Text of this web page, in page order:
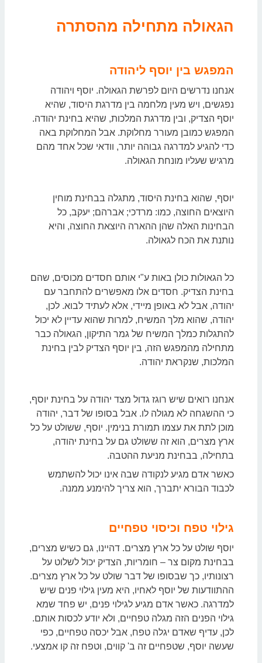
הגאולה מתחילה מהסתרה
המפגש בין יוסף ליהודה
אנחנו נדרשים היום לפרשת הגאולה. יוסף ויהודה
נפגשים, ויש מעין מלחמה בין מדרגת היסוד, שהיא
יוסף הצדיק, ובין מדרגת המלכות, שהיא בחינת יהודה.
המפגש כמובן מעורר מחלוקת. אבל המחלוקת באה
כדי להגיע למדרגה גבוהה יותר, וודאי שכל אחד מהם
מרגיש שעליו מונחת הגאולה.
יוסף, שהוא בחינת היסוד, מתגלה בבחינת מוחין
היוצאים החוצה, כמו: מרדכי; אברהם; יעקב, כל
הבחינות האלה שהן ההארה היוצאת החוצה, והיא
נותנת את הכח לגאולה.
כל הגאולות כולן באות ע"י אותם חסדים מכוסים, שהם
בחינת הצדיק. חסדים אלו מאפשרים להתחבר עם
יהודה, אבל לא באופן מיידי, אלא לעתיד לבוא. לכן,
יהודה, שהוא מלך המשיח, למרות שהוא עדיין לא יכול
להתגלות כמלך המשיח של גמר התיקון, הגאולה כבר
מתחילה מהמפגש הזה, בין יוסף הצדיק לבין בחינת
המלכות, שנקראת יהודה.
אנחנו רואים שיש רוגז גדול מצד יהודה על בחינת יוסף,
כי ההשגחה לא מגולה לו. אבל בסופו של דבר, יהודה
מוכן לתת את עצמו תמורת בנימין. יוסף, ששולט על כל
ארץ מצרים, הוא זה ששולט גם על בחינת יהודה,
בתחילה, בבחינת מניעת ההטבה.
כאשר אדם מגיע לנקודה שבה אינו יכול להשתמש
לכבוד הבורא יתברך, הוא צריך להימנע ממנה.
גילוי טפח וכיסוי טפחיים
יוסף שולט על כל ארץ מצרים. דהיינו, גם כשיש מצרים,
בבחינת מקום צר – חומריות, הצדיק יכול לשלוט על
רצונותיו, כך שבסופו של דבר שולט על כל ארץ מצרים.
ההתוודעות של יוסף לאחיו, היא מעין גילוי פנים שיש
למדרגה. כאשר אדם מגיע לגילוי פנים, יש פחד שמא
גילוי הפנים הזה מגלה טפחיים, ולא יודע לכסות אותם.
לכן, עדיף שאדם יגלה טפח, אבל יכסה טפחיים, כפי
שעשה יוסף, שטפחיים זה ב' קווים, וטפח זה קו אמצעי.